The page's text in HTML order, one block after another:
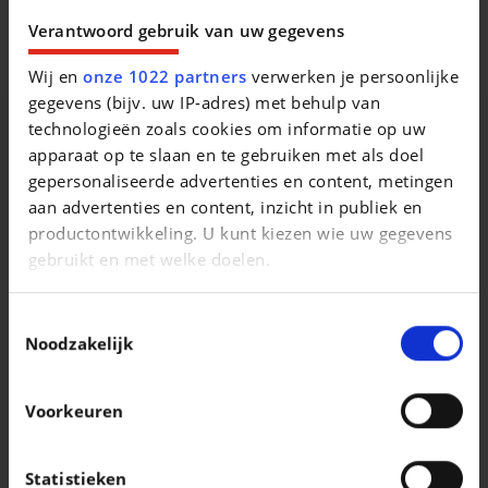
Verantwoord gebruik van uw gegevens
Wij enonze 1022 partners verwerken je persoonlijke
gegevens (bijv. uw IP-adres) met behulp van
technologieën zoals cookies om informatie op uw
apparaat op te slaan en te gebruiken met als doel
gepersonaliseerde advertenties en content, metingen
aan advertenties en content, inzicht in publiek en
productontwikkeling. U kunt kiezen wie uw gegevens
gebruikt en met welke doelen.
Informatie verzamelen over uw geografische
locatie, die tot een paar meter nauwkeurig kan zijn
Uw apparaat identificeren door het actief te
scannen op specifieke eigenschappen
Lees meer over hoe uw persoonlijke gegevens worden
Noodzakelijk
Voorkeuren
Statistieken
Beschrijving van het voertuig occasie
Vergelijkbare voertuigen
VOLKSWAGEN GOLF
36.700 EUR
10 km
VOLKSWAGEN GOLF
219.981 km